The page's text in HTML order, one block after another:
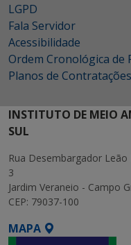
LGPD
Fala Servidor
Acessibilidade
Ordem Cronológica de
Planos de
INSTITUTO DE MEIO
SUL
Rua Desembargador
3
Jardim Veraneio - Campo
CEP: 79037-100
MAPA